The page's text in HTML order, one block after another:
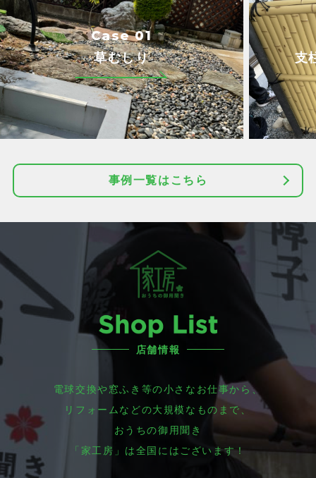
Case 01
草むしり 支
事例一覧はこちら
店舗情報
電球交換や窓ふき等の小さなお仕事から、
リフォームなどの大規模なものまで、
おうちの御用聞き
「家工房」は全国にはございます！